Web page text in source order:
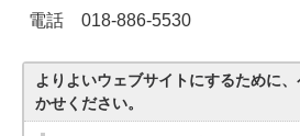
電話 018-886-5530
よりよいウェブサイトにするために
かせください。